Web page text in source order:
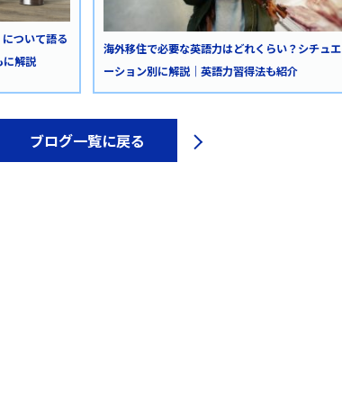
ついて語る
に解説
海外移住で必要な英語力はどれくらい？シチュエ
ーション別に解説｜英語力習得法も紹介
ブログ一覧に戻る